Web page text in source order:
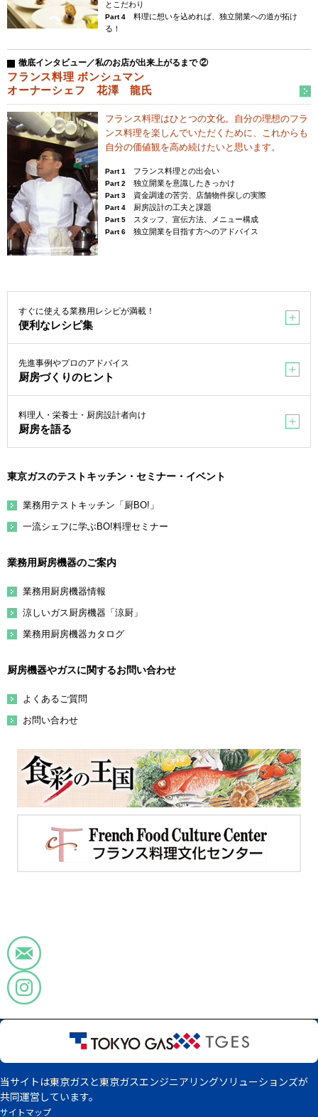
とこだわり
Part 4 料理に想いを込めれば、独立開業への道が拓け
る！
徹底インタビュー／私のお店が出来上がるまで ②
フランス料理 ボンシュマン
オーナーシェフ 花澤 龍氏
フランス料理はひとつの文化。 自分の理想のフラ
ンス料理を楽しんでいただくために、 これからも
自分の価値観を高め続けたいと思います。
Part 1 フランス料理との出会い
Part 2 独立開業を意識したきっかけ
Part 3 資金調達の苦労、店舗物件探しの実際
Part 4 厨房設計の工夫と課題
Part 5 スタッフ、宣伝方法、メニュー構成
Part 6 独立開業を目指す方へのアドバイス
すぐに使える業務用レシピが満載！
便利なレシピ集
先進事例やプロのアドバイス
厨房づくりのヒント
料理人・栄養士・厨房設計者向け
厨房を語る
東京ガスのテストキッチン・セミナー・イベント
業務用テストキッチン「厨BO!」
一流シェフに学ぶBO!料理セミナー
業務用厨房機器のご案内
業務用厨房機器情報
涼しいガス厨房機器「涼厨」
業務用厨房機器カタログ
厨房機器やガスに関するお問い合わせ
よくあるご質問
お問い合わせ
サイトマップ
当サイトは東京ガスと東京ガスエンジニアリングソリューションズが
共同運営しています。